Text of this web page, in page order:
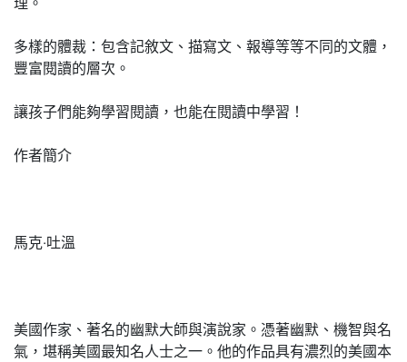
多樣的體裁：包含記敘文、描寫文、報導等等不同的文體，
豐富閱讀的層次。
讓孩子們能夠學習閱讀，也能在閱讀中學習！
作者簡介
馬克‧吐溫
美國作家、著名的幽默大師與演說家。憑著幽默、機智與名
氣，堪稱美國最知名人士之一。他的作品具有濃烈的美國本